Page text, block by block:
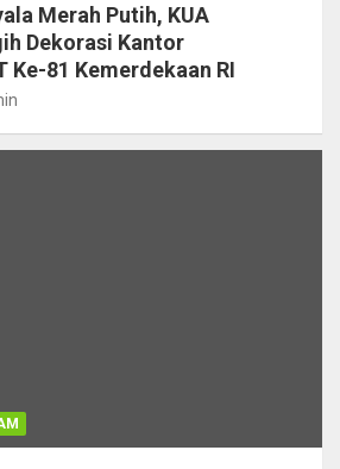
Merah Putih, KUA
Dekorasi Kantor
Ke-81 Kemerdekaan RI